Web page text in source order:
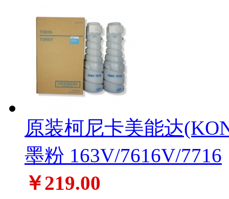
原装柯尼卡美能达
墨粉 163V/7616V/7716
￥219.00